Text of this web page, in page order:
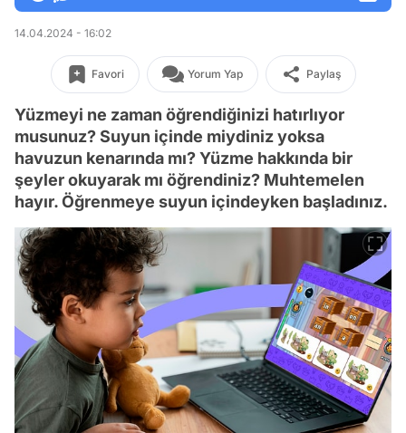
14.04.2024 - 16:02
Favori Yorum Yap Paylaş
Yüzmeyi ne zaman öğrendiğinizi hatırlıyor
musunuz? Suyun içinde miydiniz yoksa
havuzun kenarında mı? Yüzme hakkında bir
şeyler okuyarak mı öğrendiniz? Muhtemelen
hayır. Öğrenmeye suyun içindeyken başladınız.